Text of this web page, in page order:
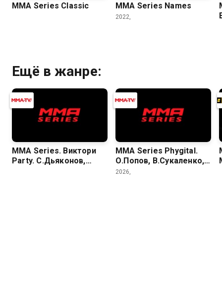
MMA Series Classic MMA Series Names
2022,
Ещё в жанре:
MMA Series. Виктори
Party. С.Дьяконов,
MMA Series Phygital.
О.Попов, В.Сукаленко,
Д.Жуков
2026,